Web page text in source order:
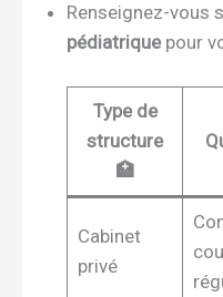
Renseignez-vous
pédiatriquepour
Type de
structure
🏥
Cabinet
privé